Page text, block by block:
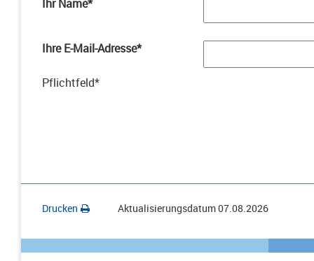
Ihr Name*
Ihre E-Mail-Adresse*
Pflichtfeld*
Drucken Aktualisierungsdatum07.08.2026